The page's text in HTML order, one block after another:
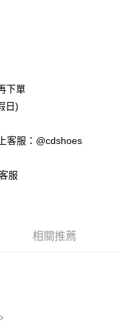
付方式。 讓您購物簡單
轉至「AFTEE先享後付」
結帳。
您需要取消訂單，請聯絡
下單
日)
客服：@cdshoes
服
相關推薦